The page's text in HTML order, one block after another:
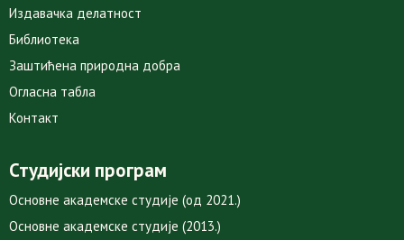
Издавачка делатност
Библиотека
Заштићена природна добра
Огласна табла
Контакт
Студијски програм
Основне академске студије (од 2021.)
Основне академске студије (2013.)